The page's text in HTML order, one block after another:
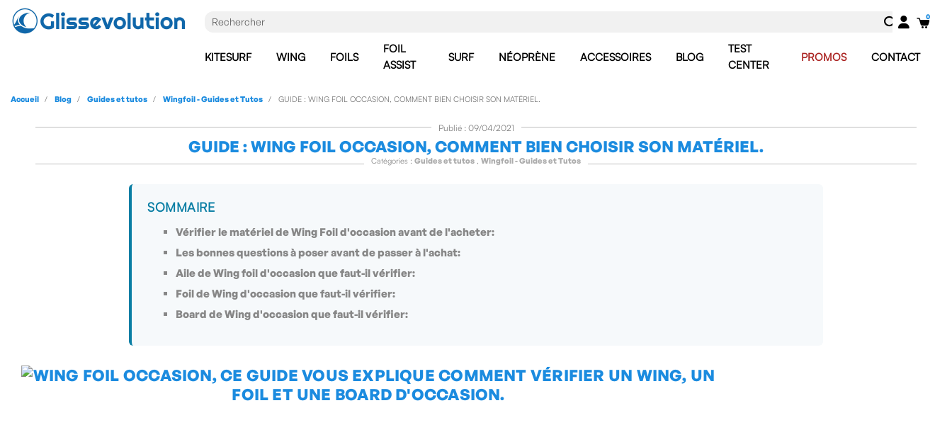
KITESURF WING FOILS
FOIL
ASSIST
SURF NÉOPRÈNE ACCESSOIRES BLOG
TEST
CENTER
PROMOS CONTACT
Accueil Blog Guides et tutos Wingfoil - Guides et Tutos GUIDE : WING FOIL OCCASION, COMMENT BIEN CHOISIR SON MATÉRIEL.
Publié : 09/04/2021
GUIDE : WING FOIL OCCASION, COMMENT BIEN CHOISIR SON MATÉRIEL.
Catégories : Guides et tutos , Wingfoil - Guides et Tutos
SOMMAIRE
Vérifier le matériel de Wing Foil d'occasion avant de l'acheter:
Les bonnes questions à poser avant de passer à l'achat:
Aile de Wing foil d'occasion que faut-il vérifier:
Foil de Wing d'occasion que faut-il vérifier:
Board de Wing d'occasion que faut-il vérifier: